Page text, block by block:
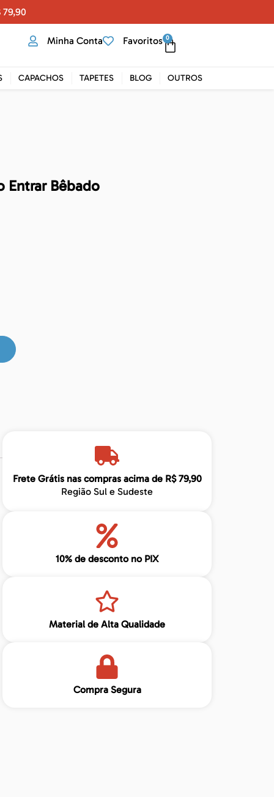
Minha Conta Favoritos 0
CAPACHOS TAPETES BLOG OUTROS
Entrar Bêbado
Frete Grátis nas compras acima de R$ 79,90
Região Sul e Sudeste
10% de desconto no PIX
Material de Alta Qualidade
Compra Segura